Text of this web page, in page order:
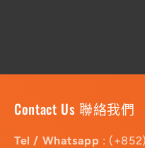
Contact Us 聯絡我們
Tel / Whatsapp :